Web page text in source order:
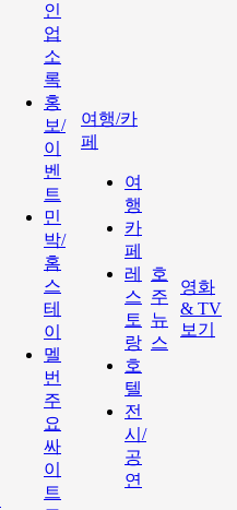
인
업
소
록
홍
보/
이
벤
트
민
박/
홈
스
테
이
멜
번
주
요
싸
이
트
여행/카
페
여
행
카
페
레
스
토
랑
호
텔
전
시/
공
연
호
주
뉴
스
영화
& TV
보기